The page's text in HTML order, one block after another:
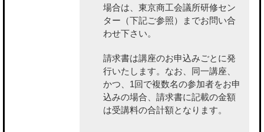
場合は、東京商工会議所研修セン
ター（下記ご参照）までお問い合
わせ下さい。
請求書は講座のお申込みごとに発
行いたします。なお、同一講座、
かつ、1回で複数名の参加者をお申
込みの場合、請求書に記載の金額
は受講料の合計額となります。